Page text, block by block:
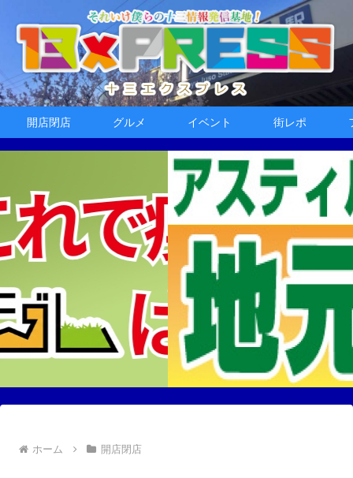
開店閉店 グルメ イベント 街レポ
ホーム 開店閉店